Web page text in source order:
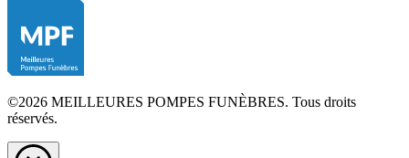
©2026 MEILLEURES POMPES FUNÈBRES. Tous droits
réservés.